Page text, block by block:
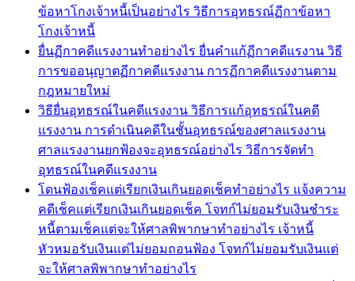
ข้อหาโกงเจ้าหนี้เป็นอย่างไร วิธีการอุทธรณ์ฏีกาข้อหา
โกงเจ้าหนี้
ยื่นฏีกาคดีแรงงานทำอย่างไร ยื่นคำแก้ฏีกาคดีแรงาน วิธี
การขออนุญาตฏีกาคดีแรงงาน การฏีกาคดีแรงงานตาม
กฎหมายใหม่
วิธียื่นอุทธรณ์ในคดีแรงงาน วิธีการแก้อุทธรณ์ในคดี
แรงงาน การดำเนินคดีในชั้นอุทธรณ์ของศาลแรงงาน
ศาลแรงงานยกฟ้องจะอุทธรณ์อย่างไร วิธีการจัดทำ
อุทธรณ์ในคดีแรงงาน
โดนฟ้องเช็คแต่เรียกเงินเกินยอดเช็คทำอย่างไร แจ้งความ
คดีเช็คแต่เรียกเงินเกินยอดเช็ค โจทก์ไม่ยอมรับเงินชำระ
หนี้ตามเช็คแต่จะให้ศาลพิพากษาทำอย่างไร เจ้าหนี้
หัวหมอรับเงินแต่ไม่ยอมถอนฟ้อง โจทก์ไม่ยอมรับเงินแต่
จะให้ศาลพิพากษาทำอย่างไร